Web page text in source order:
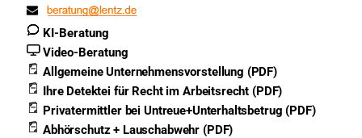
KI-Beratung
Video-Beratung
Allgemeine Unternehmensvorstellung (PDF)
Ihre Detektei für Recht im Arbeitsrecht (PDF)
Privatermittler bei Untreue+Unterhaltsbetrug (PDF)
Abhörschutz + Lauschabwehr (PDF)